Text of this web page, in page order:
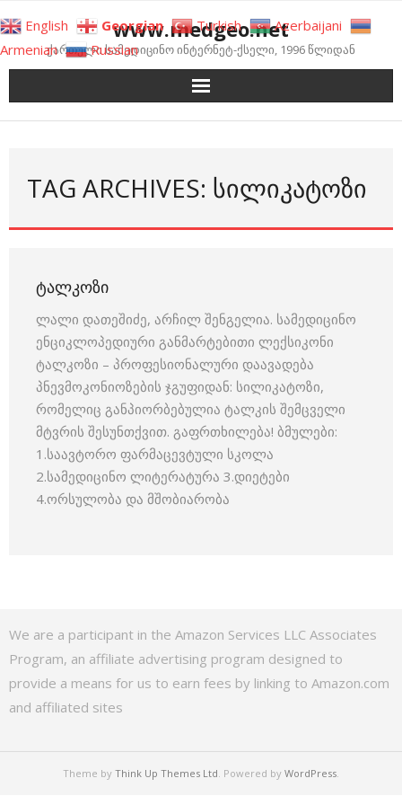
to
content
www.medgeo.net
ქართული სამედიცინო ინტერნეტ-ქსელი, 1996 წლიდან
TAG ARCHIVES: ᲡᲘᲚᲘᲙᲐᲢᲝᲖᲘ
ᲢᲐᲚᲙᲝᲖᲘ
ლალი დათეშიძე, არჩილ შენგელია. სამედიცინო
ენციკლოპედიური განმარტებითი ლექსიკონი
ტალკოზი – პროფესიონალური დაავადება
პნევმოკონიოზების ჯგუფიდან: სილიკატოზი,
რომელიც განპიორბებულია ტალკის შემცველი
მტვრის შესუნთქვით. გაფრთხილება! ბმულები:
1.საავტორო ფარმაცევტული სკოლა
2.სამედიცინო ლიტერატურა 3.დიეტები
4.ორსულობა და მშობიარობა
We are a participant in the Amazon Services LLC Associates
Program, an affiliate advertising program designed to
provide a means for us to earn fees by linking to Amazon.com
and affiliated sites
Theme by Think Up Themes Ltd. Powered by WordPress.
English Georgian Turkish
Azerbaijani
Armenian
Russian